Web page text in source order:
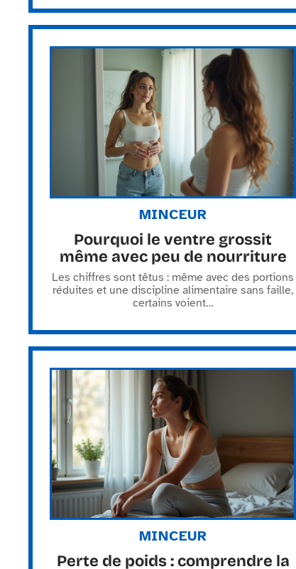
MINCEUR
Pourquoi le ventre grossit
même avec peu de nourriture
Les chiffres sont têtus : même avec des portions
réduites et une discipline alimentaire sans faille,
certains voient…
MINCEUR
Perte de poids : comprendre la